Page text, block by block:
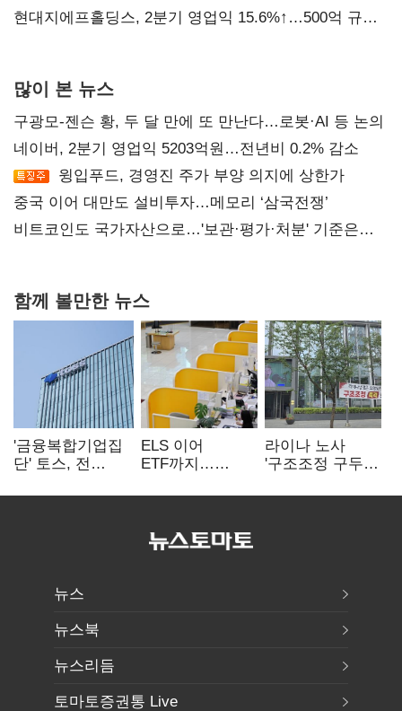
현대지에프홀딩스, 2분기 영업익 15.6%↑…500억 규모
많이 본 뉴스
구광모-젠슨 황, 두 달 만에 또 만난다…로봇·AI 등 논의
네이버, 2분기 영업익 5203억원…전년비 0.2% 감소
윙입푸드, 경영진 주가 부양 의지에 상한가
중국 이어 대만도 설비투자…메모리 ‘삼국전쟁’
비트코인도 국가자산으로…'보관·평가·처분' 기준은
함께 볼만한 뉴스
'금융복합기업집
단' 토스, 전
표준화
ELS 이어
ETF까지…
제동 걸린 은행
라이나 노사
'구조조정 구두
뉴스
뉴스북
뉴스리듬
토마토증권통 Live